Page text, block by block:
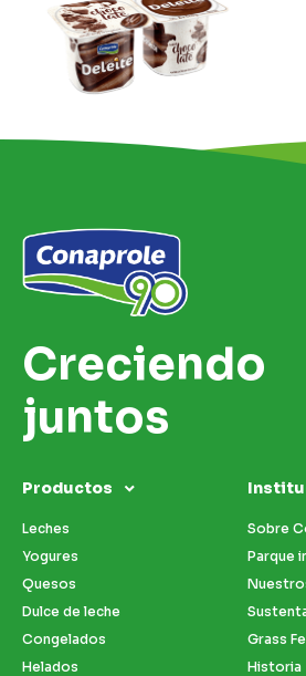
Creciendo
juntos
Productos
Leches
Yogures
Quesos
Dulce de leche
Congelados
Helados
Sobre
Parque
Grass
Historia